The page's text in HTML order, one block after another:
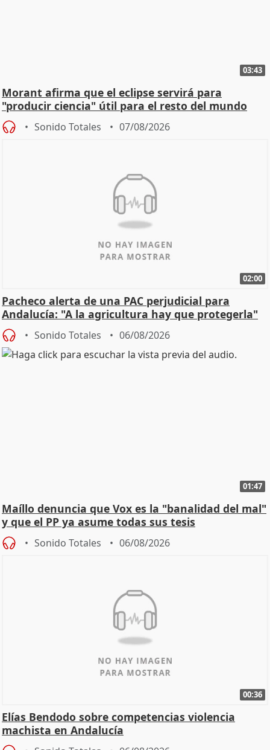
03:43
Morant afirma que el eclipse servirá para
"producir ciencia" útil para el resto del mundo
Sonido Totales 07/08/2026
02:00
Pacheco alerta de una PAC perjudicial para
Andalucía: "A la agricultura hay que protegerla"
Sonido Totales 06/08/2026
01:47
Maíllo denuncia que Vox es la "banalidad del mal"
y que el PP ya asume todas sus tesis
Sonido Totales 06/08/2026
00:36
Elías Bendodo sobre competencias violencia
machista en Andalucía